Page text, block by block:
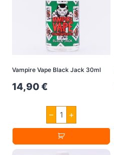
Vampire Vape Black Jack 30ml
14,90€
–
Vampire
Vape
Black
Jack
30ml
Menge
+